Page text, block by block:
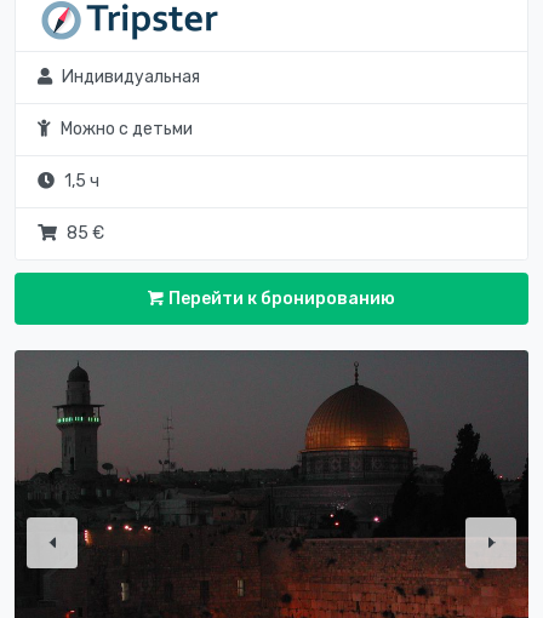
Индивидуальная
Можно с детьми
1,5 ч
85 €
Перейти к бронированию